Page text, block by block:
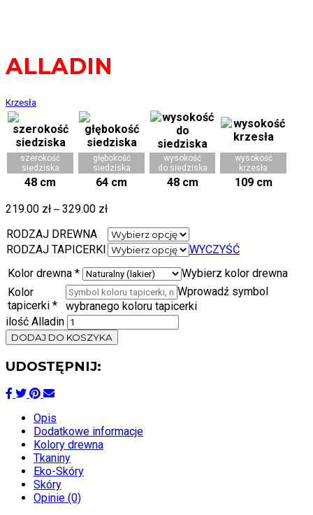
ALLADIN
Krzesła
szerokość
siedziska
głębokość
siedziska
wysokość
do siedziska
wysokość
krzesła
48 cm 64 cm 48 cm
109 cm
219.00 zł – 329.00 zł
RODZAJ DREWNA
RODZAJ TAPICERKI
WYCZYŚĆ
Kolor drewna *
Wybierz kolor drewna
Kolor
tapicerki *
Wprowadź symbol
wybranego koloru tapicerki
ilość Alladin
DODAJ DO KOSZYKA
UDOSTĘPNIJ:
Opis
Dodatkowe informacje
Kolory drewna
Tkaniny
Eko-Skóry
Skóry
Opinie (0)